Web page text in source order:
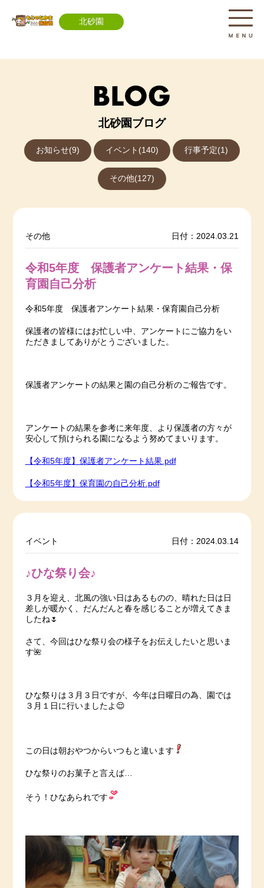
北砂園
北砂園ブログ
お知らせ(9) イベント(140) 行事予定(1)
その他(127)
その他 日付：2024.03.21
令和5年度 保護者アンケート結果・保
育園自己分析
令和5年度 保護者アンケート結果・保育園自己分析
保護者の皆様にはお忙しい中、アンケートにご協力をい
ただきましてありがとうございました。
保護者アンケートの結果と園の自己分析のご報告です。
アンケートの結果を参考に来年度、より保護者の方々が
安心して預けられる園になるよう努めてまいります。
【令和5年度】保護者アンケート結果.pdf
【令和5年度】保育園の自己分析.pdf
イベント 日付：2024.03.14
♪ひな祭り会♪
３月を迎え、北風の強い日はあるものの、晴れた日は日
差しが暖かく、だんだんと春を感じることが増えてきま
したね🌷
さて、今回はひな祭り会の様子をお伝えしたいと思いま
す🌺
ひな祭りは３月３日ですが、今年は日曜日の為、園では
３月１日に行いましたよ😌
この日は朝おやつからいつもと違います
ひな祭りのお菓子と言えば…
そう！ひなあられです